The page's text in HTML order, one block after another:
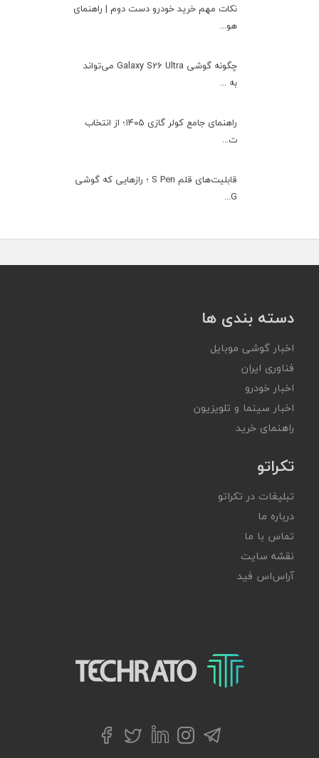
نکات مهم خرید خودرو دست دوم | راهنمای
هو...
چگونه گوشی Galaxy S26 Ultra می‌تواند
به ...
راهنمای جامع کولر گازی ۱۴۰۵؛ از انتخاب
ت...
قابلیت‌های قلم S Pen ؛ رازهایی که گوشی
G...
دسته بندی ها
اخبار گوشی موبایل
فناوری ایران
اخبار خودرو
اخبار سینما و تلویزیون
راهنمای خرید
تکراتو
تبلیغات در تکراتو
درباره ما
تماس با ما
نقشه سایت
آر‌اس‌اس فید
تکراتو – زندگی با تکنولوژی
تلگراماینستاگرام
لینکداینتوییترفیسبوک